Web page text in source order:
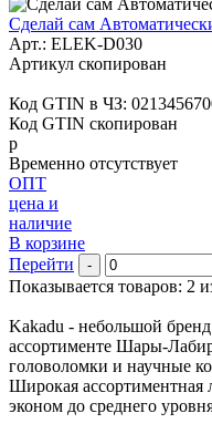
Сделай сам
Арт.: ELEK-D030
Артикул скопирован
Код GTIN в ЧЗ:
Код GTIN скопирован
р
Временно отсутствует
ОПТ
цена и
наличие
В корзине
Перейти
-
Показывается товаров: 2
Kakadu - небольшой
ассортименте Шары-
головоломки и научные
Широкая ассортиментная
эконом до среднего